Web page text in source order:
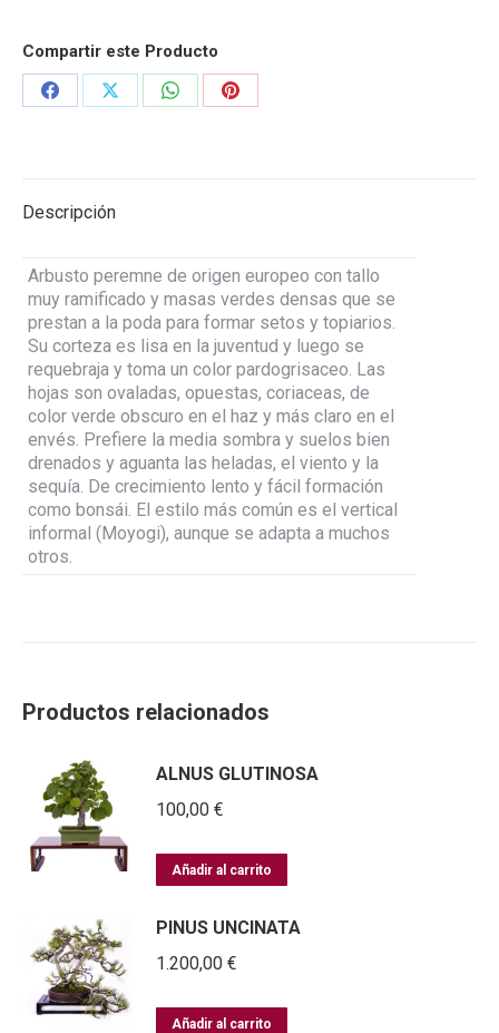
Compartir este Producto
Share
Share
Share
Share
Descripción
Arbusto peremne de origen europeo con tallo
muy ramificado y masas verdes densas que se
prestan a la poda para formar setos y topiarios.
Su corteza es lisa en la juventud y luego se
requebraja y toma un color pardogrisaceo. Las
hojas son ovaladas, opuestas, coriaceas, de
color verde obscuro en el haz y más claro en el
envés. Prefiere la media sombra y suelos bien
drenados y aguanta las heladas, el viento y la
sequía. De crecimiento lento y fácil formación
como bonsái. El estilo más común es el vertical
informal (Moyogi), aunque se adapta a muchos
otros.
Productos relacionados
ALNUS GLUTINOSA
100,00 €
Añadir al carrito
PINUS UNCINATA
1.200,00 €
Añadir al carrito